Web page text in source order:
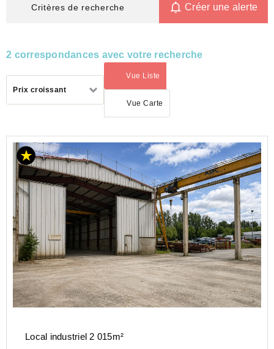
Critères de recherche Créer une alerte
2 correspondances avec votre recherche
Prix croissant
Vue Liste
(activé)
Vue Carte
PAYS-
DE-
LA-
LOIRE
LOIRE-
ATLANTIQUE
(44)
VERTOU
(44120)
Local industriel 2 015m²